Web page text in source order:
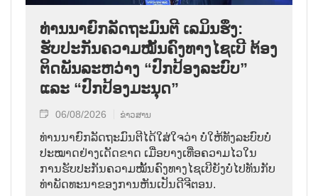
ທ່ານນາຍົກລັດຖະມົນຕີ ເລມິນຮຶງ:
ຮັບປະກັນຄວາມໝັ້ນຄົງທາງໄຊເບີ ຕ້ອງ
ຕິດພັນລະຫວ່າງ “ປົກປ້ອງລະບົບ”
ແລະ “ປົກປ້ອງມະນຸດ”
06/08/2026 ຂ່າວສານ
ທ່ານນາຍົກລັດຖະມົນຕີໄດ້ໃສ່ໃຈວ່າ ບໍ່ໃຫ້ທັງລະບົບບໍ່
ປະໝາດຢ່າງເດັດຂາດ ເມື່ອບາງເທື່ອຄວາມໄວໃນ
ການຮັບປະກັນຄວາມໝັ້ນຄົງທາງໄຊເບີຍັງບໍ່ໄປທັນກັບ
ທ່າພັດທະນາຂອງການຫັນເປັນດີຈີຕອນ.